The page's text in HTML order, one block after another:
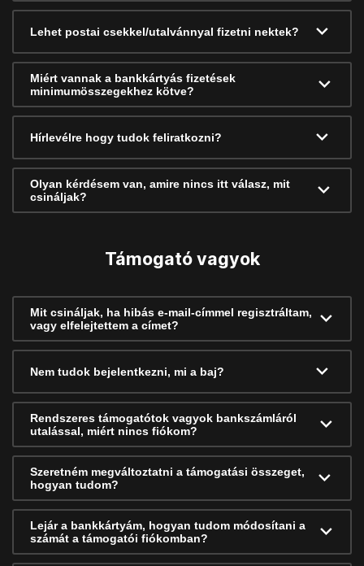
Lehet postai csekkel/utalvánnyal fizetni nektek?
Miért vannak a bankkártyás fizetések
minimumösszegekhez kötve?
Hírlevélre hogy tudok feliratkozni?
Olyan kérdésem van, amire nincs itt válasz, mit
csináljak?
Támogató vagyok
Mit csináljak, ha hibás e-mail-címmel regisztráltam,
vagy elfelejtettem a címet?
Nem tudok bejelentkezni, mi a baj?
Rendszeres támogatótok vagyok bankszámláról
utalással, miért nincs fiókom?
Szeretném megváltoztatni a támogatási összeget,
hogyan tudom?
Lejár a bankkártyám, hogyan tudom módosítani a
számát a támogatói fiókomban?